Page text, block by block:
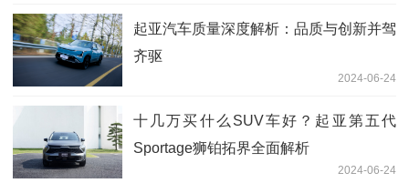
起亚汽车质量深度解析：品质与创新并驾
齐驱
2024-06-24
十几万买什么SUV车好？起亚第五代
Sportage狮铂拓界全面解析
2024-06-24